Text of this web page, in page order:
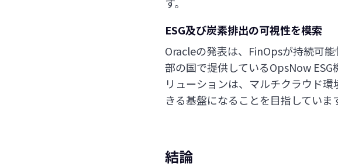
ESG及び炭素排出の可視性を模索
Oracleの発表は、FinOpsが持続可
部の国で提供しているOpsNow
リューションは、マルチクラウド
きる基盤になることを目指していま
結論